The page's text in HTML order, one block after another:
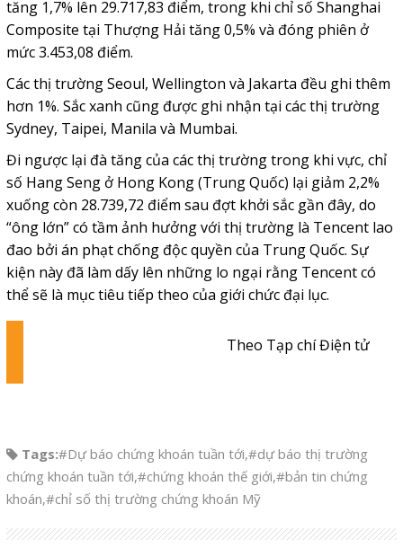
tăng 1,7% lên 29.717,83 điểm, trong khi chỉ số Shanghai
Composite tại Thượng Hải tăng 0,5% và đóng phiên ở
mức 3.453,08 điểm.
Các thị trường Seoul, Wellington và Jakarta đều ghi thêm
hơn 1%. Sắc xanh cũng được ghi nhận tại các thị trường
Sydney, Taipei, Manila và Mumbai.
Đi ngược lại đà tăng của các thị trường trong khi vực, chỉ
số Hang Seng ở Hong Kong (Trung Quốc) lại giảm 2,2%
xuống còn 28.739,72 điểm sau đợt khởi sắc gần đây, do
“ông lớn” có tầm ảnh hưởng với thị trường là Tencent lao
đao bởi án phạt chống độc quyền của Trung Quốc. Sự
kiện này đã làm dấy lên những lo ngại rằng Tencent có
thể sẽ là mục tiêu tiếp theo của giới chức đại lục.
Theo Tạp chí Điện tử
Tags:#Dự báo chứng khoán tuần tới,#dự báo thị trường
chứng khoán tuần tới,#chứng khoán thế giới,#bản tin chứng
khoán,#chỉ số thị trường chứng khoán Mỹ